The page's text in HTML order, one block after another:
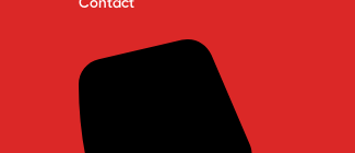
Contact